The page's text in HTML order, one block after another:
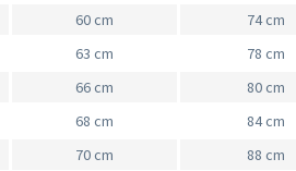
60 cm
74 cm
63 cm
78 cm
66 cm
80 cm
68 cm
84 cm
70 cm 88 cm